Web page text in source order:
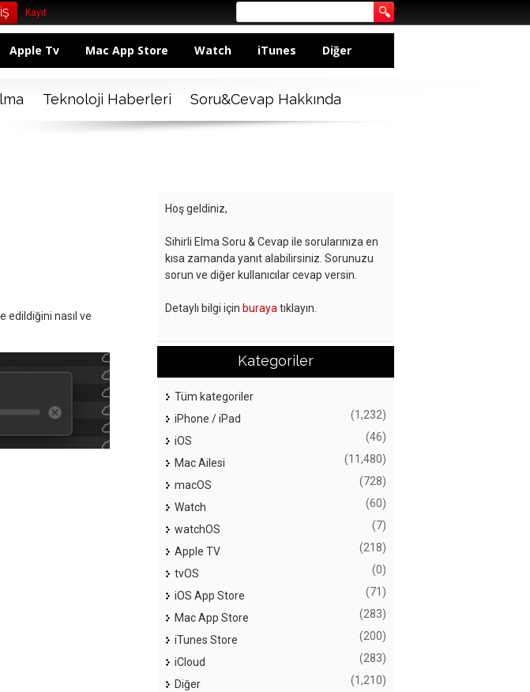
Kayıt
Apple Tv Mac App Store Watch iTunes Diğer
Teknoloji Haberleri Soru&Cevap Hakkında
edildiğini nasıl ve
Hoş geldiniz,
Sihirli Elma Soru & Cevap ile sorularınıza en
kısa zamanda yanıt alabilirsiniz. Sorunuzu
sorun ve diğer kullanıcılar cevap versin.
Detaylı bilgi için buraya tıklayın.
Kategoriler
Tüm kategoriler
iPhone / iPad
(1,232)
iOS (46)
Mac Ailesi (11,480)
macOS (728)
Watch (60)
watchOS (7)
Apple TV (218)
tvOS (0)
iOS App Store (71)
Mac App Store (283)
iTunes Store (200)
iCloud (283)
Diğer (1,210)